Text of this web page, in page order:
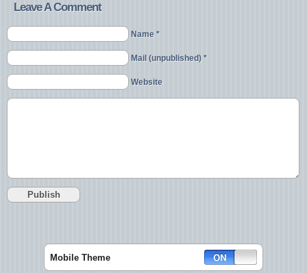
Leave A Comment
Name *
Mail (unpublished) *
Website
Mobile Theme